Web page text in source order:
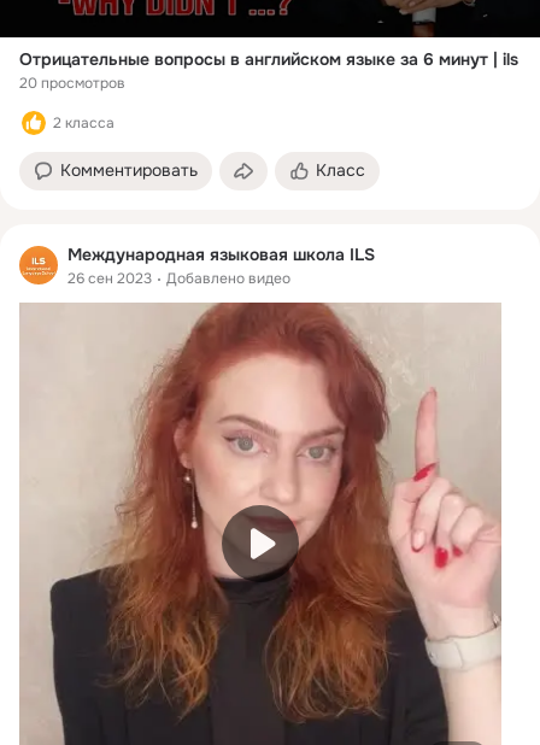
Отрицательные вопросы в английском языке за 6 минут | ils
20 просмотров
2 класса
Комментировать Класс
Международная языковая школа ILS
26 сен 2023 Добавлено видео